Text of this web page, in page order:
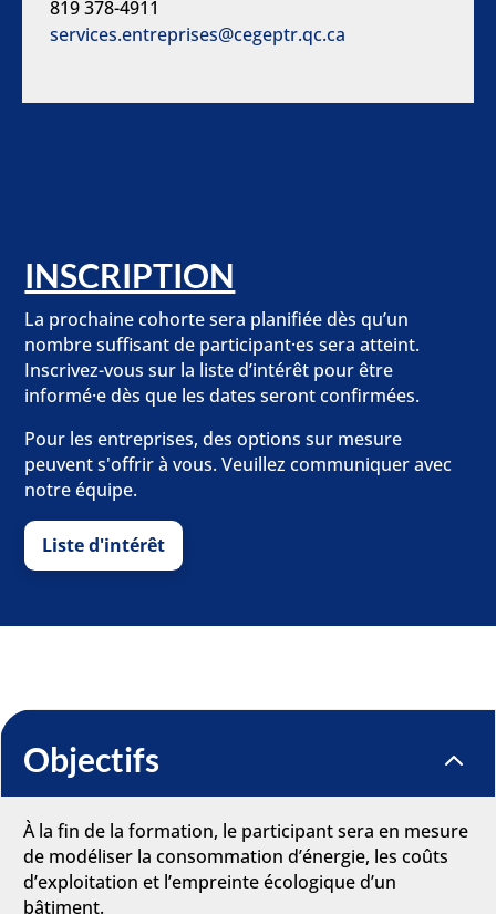
819 378-4911
services.entreprises@cegeptr.qc.ca
INSCRIPTION
La prochaine cohorte sera planifiée dès qu’un
nombre suffisant de participant·es sera atteint.
Inscrivez-vous sur la liste d’intérêt pour être
informé·e dès que les dates seront confirmées.
Pour les entreprises, des options sur mesure
peuvent s'offrir à vous. Veuillez communiquer avec
notre équipe.
Liste d'intérêt
Objectifs 2
À la fin de la formation, le participant sera en mesure
de modéliser la consommation d’énergie, les coûts
d’exploitation et l’empreinte écologique d’un
bâtiment.